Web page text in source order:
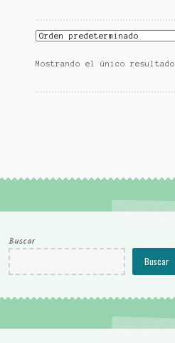
Mostrando el único resultado
Buscar
Buscar